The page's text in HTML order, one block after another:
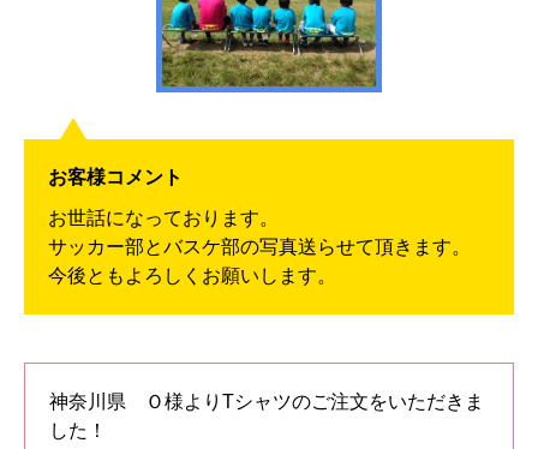
お客様コメント
お世話になっております。
サッカー部とバスケ部の写真送らせて頂きます。
今後ともよろしくお願いします。
神奈川県 Ｏ様よりTシャツのご注文をいただきま
した！